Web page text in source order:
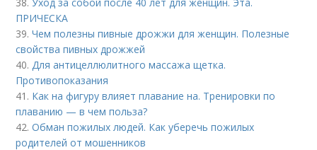
ПРИЧЕСКА
39.Чем полезны пивные дрожжи для женщин. Полезные
свойства пивных дрожжей
40.Для антицеллюлитного массажа щетка.
Противопоказания
41. Как на фигуру влияет плавание на. Тренировки по
плаванию — в чем польза?
42.Обман пожилых людей. Как уберечь пожилых
родителей от мошенников